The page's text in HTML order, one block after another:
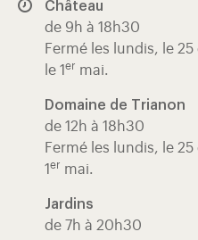
Château
de 9h à 18h30
Fermé les lundis, le 25
le 1 er mai.
Domaine de Trianon
de 12h à 18h30
Fermé les lundis, le 25
1 er mai.
Jardins
de 7h à 20h30